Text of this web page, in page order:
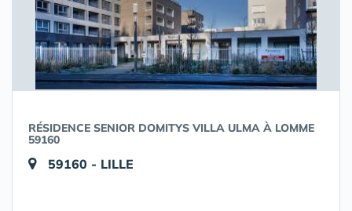
RÉSIDENCE SENIOR DOMITYS VILLA ULMA À LOMME
59160
59160 - LILLE